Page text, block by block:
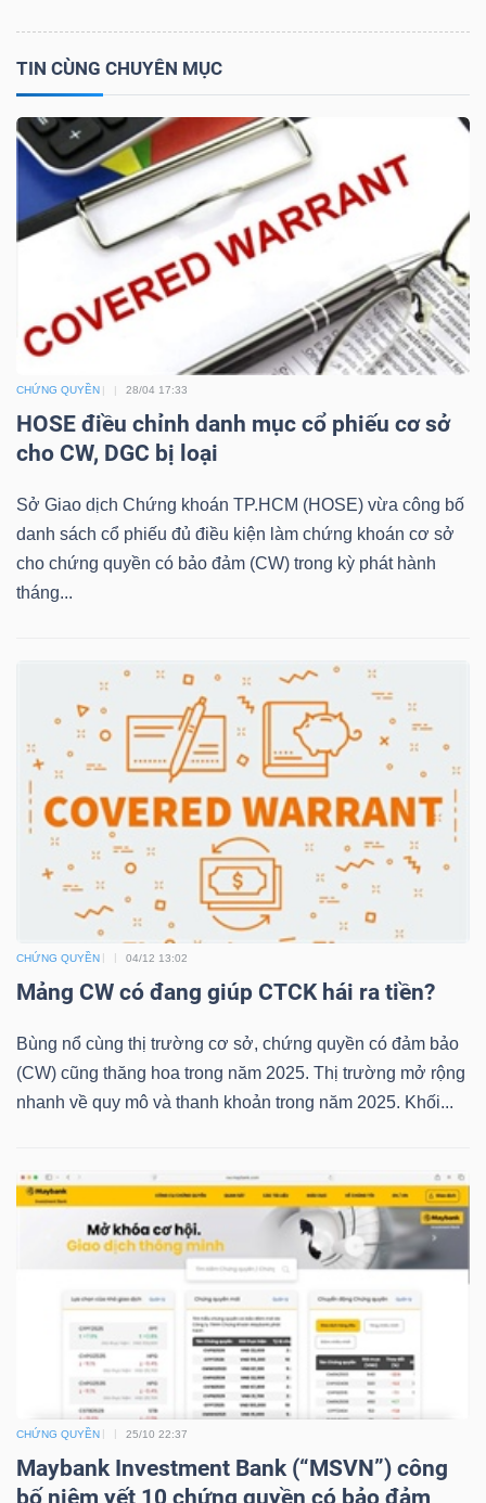
TIN CÙNG CHUYÊN MỤC
CHỨNG QUYỀN 28/04 17:33
HOSE điều chỉnh danh mục cổ phiếu cơ sở
cho CW, DGC bị loại
Sở Giao dịch Chứng khoán TP.HCM (HOSE) vừa công bố
danh sách cổ phiếu đủ điều kiện làm chứng khoán cơ sở
cho chứng quyền có bảo đảm (CW) trong kỳ phát hành
tháng...
CHỨNG QUYỀN 04/12 13:02
Mảng CW có đang giúp CTCK hái ra tiền?
Bùng nổ cùng thị trường cơ sở, chứng quyền có đảm bảo
(CW) cũng thăng hoa trong năm 2025. Thị trường mở rộng
nhanh về quy mô và thanh khoản trong năm 2025. Khối...
CHỨNG QUYỀN 25/10 22:37
Maybank Investment Bank (“MSVN”) công
bố niêm yết 10 chứng quyền có bảo đảm
SINH
TRÁI
PHIẾU
ĐẦU
TƯ
TRUY
DỮ
SECTOR
NĂNG
NGUYÊN
VẬT
LIỆU
CÔNG
NGHIỆP
DÙNG
THIẾT